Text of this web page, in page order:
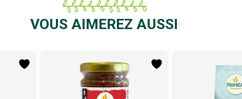
VOUS AIMEREZ AUSSI